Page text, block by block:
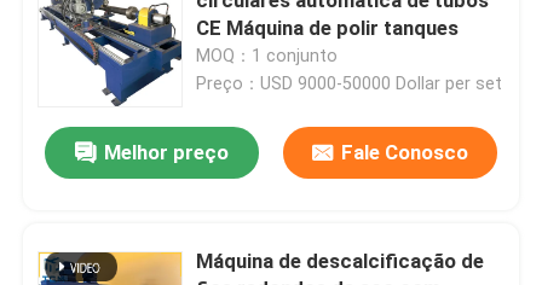
CE Máquina de polir tanques
MOQ：1 conjunto
Preço：USD 9000-50000 Dollar per set
Melhor preço Fale Conosco
Máquina de descalcificação de